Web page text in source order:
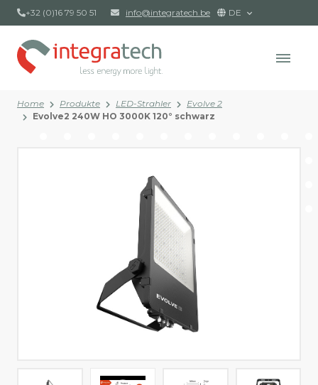
+32 (0)16 79 50 51 info@integratech.be DE
Home Produkte LED-Strahler
Evolve 2
Evolve2 240W HO 3000K 120° schwarz